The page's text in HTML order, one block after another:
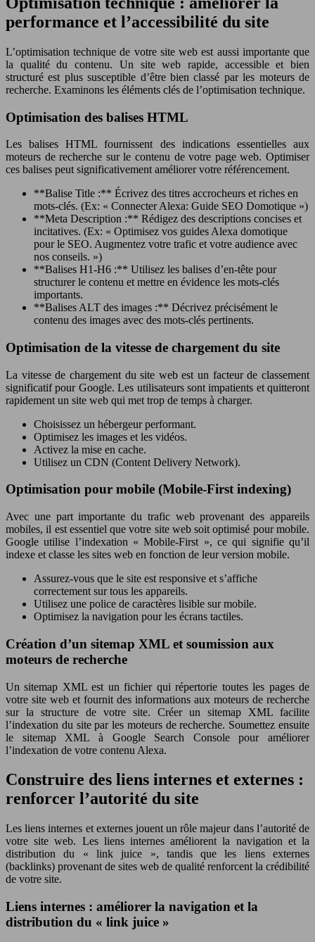
performance et l’accessibilité du site
L’optimisation technique de votre site web est aussi importante que
la qualité du contenu. Un site web rapide, accessible et bien
structuré est plus susceptible d’être bien classé par les moteurs de
recherche. Examinons les éléments clés de l’optimisation technique.
Optimisation des balises HTML
Les balises HTML fournissent des indications essentielles aux
moteurs de recherche sur le contenu de votre page web. Optimiser
ces balises peut significativement améliorer votre référencement.
**Balise Title :** Écrivez des titres accrocheurs et riches en
mots-clés. (Ex: « Connecter Alexa: Guide SEO Domotique »)
**Meta Description :** Rédigez des descriptions concises et
incitatives. (Ex: « Optimisez vos guides Alexa domotique
pour le SEO. Augmentez votre trafic et votre audience avec
nos conseils. »)
**Balises H1-H6 :** Utilisez les balises d’en-tête pour
structurer le contenu et mettre en évidence les mots-clés
importants.
**Balises ALT des images :** Décrivez précisément le
contenu des images avec des mots-clés pertinents.
Optimisation de la vitesse de chargement du site
La vitesse de chargement du site web est un facteur de classement
significatif pour Google. Les utilisateurs sont impatients et quitteront
rapidement un site web qui met trop de temps à charger.
Choisissez un hébergeur performant.
Optimisez les images et les vidéos.
Activez la mise en cache.
Utilisez un CDN (Content Delivery Network).
Optimisation pour mobile (Mobile-First indexing)
Avec une part importante du trafic web provenant des appareils
mobiles, il est essentiel que votre site web soit optimisé pour mobile.
Google utilise l’indexation « Mobile-First », ce qui signifie qu’il
indexe et classe les sites web en fonction de leur version mobile.
Assurez-vous que le site est responsive et s’affiche
correctement sur tous les appareils.
Utilisez une police de caractères lisible sur mobile.
Optimisez la navigation pour les écrans tactiles.
Création d’un sitemap XML et soumission aux
moteurs de recherche
Un sitemap XML est un fichier qui répertorie toutes les pages de
votre site web et fournit des informations aux moteurs de recherche
sur la structure de votre site. Créer un sitemap XML facilite
l’indexation du site par les moteurs de recherche. Soumettez ensuite
le sitemap XML à Google Search Console pour améliorer
l’indexation de votre contenu Alexa.
Construire des liens internes et externes :
renforcer l’autorité du site
Les liens internes et externes jouent un rôle majeur dans l’autorité de
votre site web. Les liens internes améliorent la navigation et la
distribution du « link juice », tandis que les liens externes
(backlinks) provenant de sites web de qualité renforcent la crédibilité
de votre site.
Liens internes : améliorer la navigation et la
distribution du « link juice »